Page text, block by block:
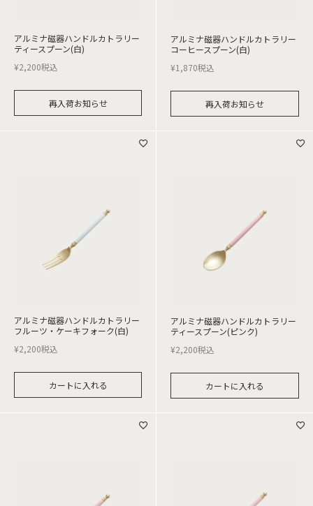
アルミナ磁器ハンドルカトラリー
ティースプーン(白)
¥2,200税込
再入荷お知らせ
アルミナ磁器ハンドルカトラリー
コーヒースプーン(白)
¥1,870税込
再入荷お知らせ
アルミナ磁器ハンドルカトラリー
フルーツ・ケーキフォーク(白)
¥2,200税込
カートに入れる
アルミナ磁器ハンドルカトラリー
ティースプーン(ピンク)
¥2,200税込
カートに入れる